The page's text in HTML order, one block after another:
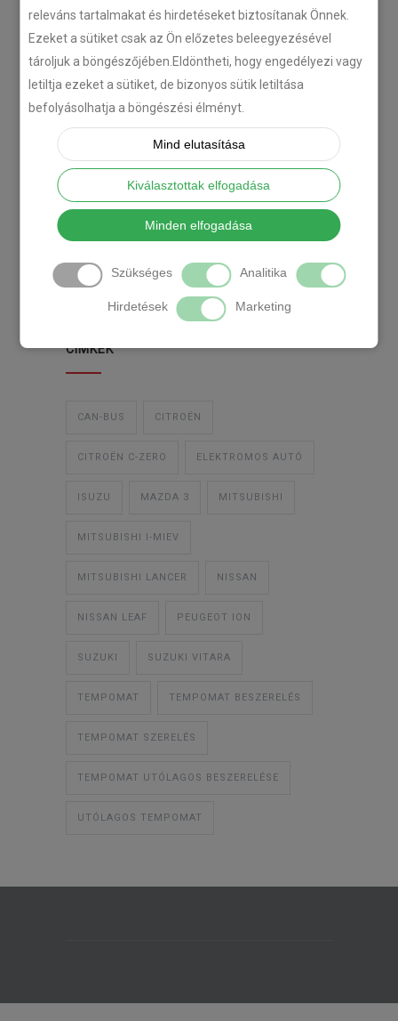
releváns tartalmakat és hirdetéseket biztosítanak Önnek.
Ezeket a sütiket csak az Ön előzetes beleegyezésével
tároljuk a böngészőjében.Eldöntheti, hogy engedélyezi vagy
letiltja ezeket a sütiket, de bizonyos sütik letiltása
befolyásolhatja a böngészési élményt.
Mind elutasítása
Kiválasztottak elfogadása
Minden elfogadása
Szükséges Analitika
Hirdetések Marketing
Citroën C-Zero tempomat
beszerelés
2018-02-14
KATEGÓRIA
TEMPOMAT TEMPOMAT BESZERELÉS
UTÓLAGOS TEMPOMAT
CIMKÉK
CAN-BUS CITROËN
CITROËN C-ZERO ELEKTROMOS AUTÓ
ISUZU MAZDA 3 MITSUBISHI
MITSUBISHI I-MIEV
MITSUBISHI LANCER NISSAN
NISSAN LEAF PEUGEOT ION
SUZUKI SUZUKI VITARA
TEMPOMAT TEMPOMAT BESZERELÉS
TEMPOMAT SZERELÉS
TEMPOMAT UTÓLAGOS BESZERELÉSE
UTÓLAGOS TEMPOMAT